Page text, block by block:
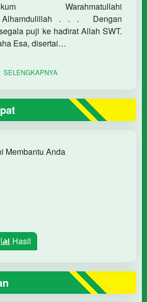
Warahmatullahi
Alhamdulillah . . . Dengan
puji ke hadirat Allah SWT.
Esa, disertai…
SELENGKAPNYA
Membantu Anda
Hasil